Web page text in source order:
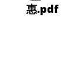
惠.pdf